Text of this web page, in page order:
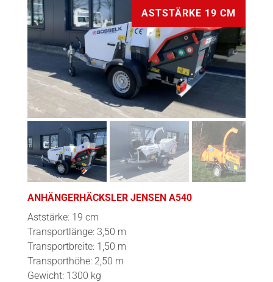
ASTSTÄRKE 19 CM
ANHÄNGERHÄCKSLER JENSEN A540
Aststärke: 19 cm
Transportlänge: 3,50 m
Transportbreite: 1,50 m
Transporthöhe: 2,50 m
Gewicht: 1300 kg